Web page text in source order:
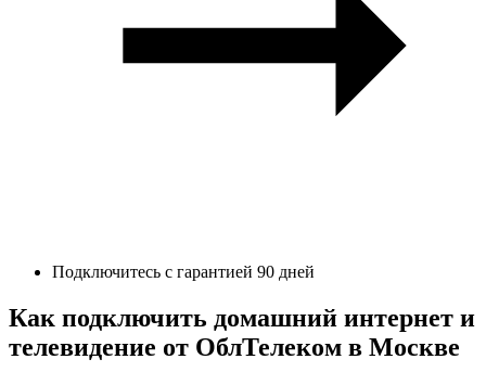
Подключитесь с гарантией 90 дней
Как подключить домашний интернет и
телевидение от ОблТелеком в Москве